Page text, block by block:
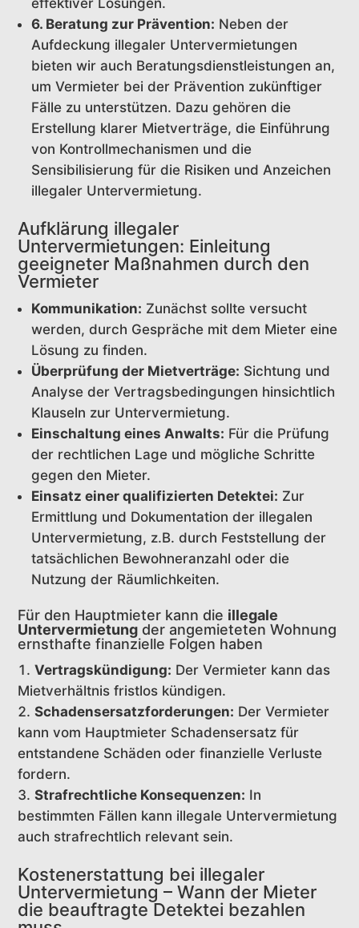
effektiver Lösungen.
6. Beratung zur Prävention: Neben der
Aufdeckung illegaler Untervermietungen
bieten wir auch Beratungsdienstleistungen an,
um Vermieter bei der Prävention zukünftiger
Fälle zu unterstützen. Dazu gehören die
Erstellung klarer Mietverträge, die Einführung
von Kontrollmechanismen und die
Sensibilisierung für die Risiken und Anzeichen
illegaler Untervermietung.
Aufklärung illegaler
Untervermietungen: Einleitung
geeigneter Maßnahmen durch den
Vermieter
Kommunikation: Zunächst sollte versucht
werden, durch Gespräche mit dem Mieter eine
Lösung zu finden.
Überprüfung der Mietverträge: Sichtung und
Analyse der Vertragsbedingungen hinsichtlich
Klauseln zur Untervermietung.
Einschaltung eines Anwalts: Für die Prüfung
der rechtlichen Lage und mögliche Schritte
gegen den Mieter.
Einsatz einer qualifizierten Detektei: Zur
Ermittlung und Dokumentation der illegalen
Untervermietung, z.B. durch Feststellung der
tatsächlichen Bewohneranzahl oder die
Nutzung der Räumlichkeiten.
Für den Hauptmieter kann die illegale
Untervermietung der angemieteten Wohnung
ernsthafte finanzielle Folgen haben
Vertragskündigung: Der Vermieter kann das
Mietverhältnis fristlos kündigen.
Schadensersatzforderungen: Der Vermieter
kann vom Hauptmieter Schadensersatz für
entstandene Schäden oder finanzielle Verluste
fordern.
Strafrechtliche Konsequenzen: In
bestimmten Fällen kann illegale Untervermietung
auch strafrechtlich relevant sein.
Kostenerstattung bei illegaler
Untervermietung – Wann der Mieter
die beauftragte Detektei bezahlen